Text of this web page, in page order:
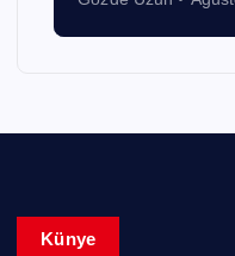
Künye